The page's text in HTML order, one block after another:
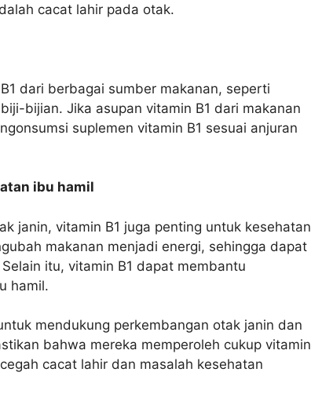
cacat lahir pada otak.
dari berbagai sumber makanan, seperti
bijian. Jika asupan vitamin B1 dari makanan
suplemen vitamin B1 sesuai anjuran
ibu hamil
janin, vitamin B1 juga penting untuk kesehatan
makanan menjadi energi, sehingga dapat
itu, vitamin B1 dapat membantu
hamil.
mendukung perkembangan otak janin dan
bahwa mereka memperoleh cukup vitamin
cacat lahir dan masalah kesehatan